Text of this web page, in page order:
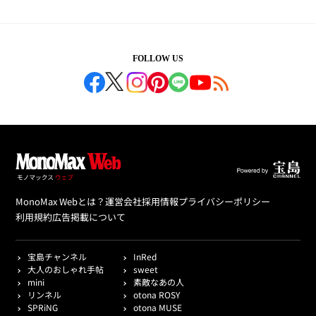
FOLLOW US
MonoMax Webとは？運営会社採用情報プライバシーポリシー
利用規約広告掲載について
宝島チャンネル
InRed
大人のおしゃれ手帖
sweet
mini
素敵なあの人
リンネル
otona ROSY
SPRiNG
otona MUSE